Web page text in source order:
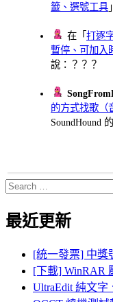
籤、選號工具
在「打逐
暫停、可加入
說：？？？
的方式找歌（
SoundHound
Search
for:
最近更新
[統一發票] 中獎
[下載] WinRAR
UltraEdit 純文字